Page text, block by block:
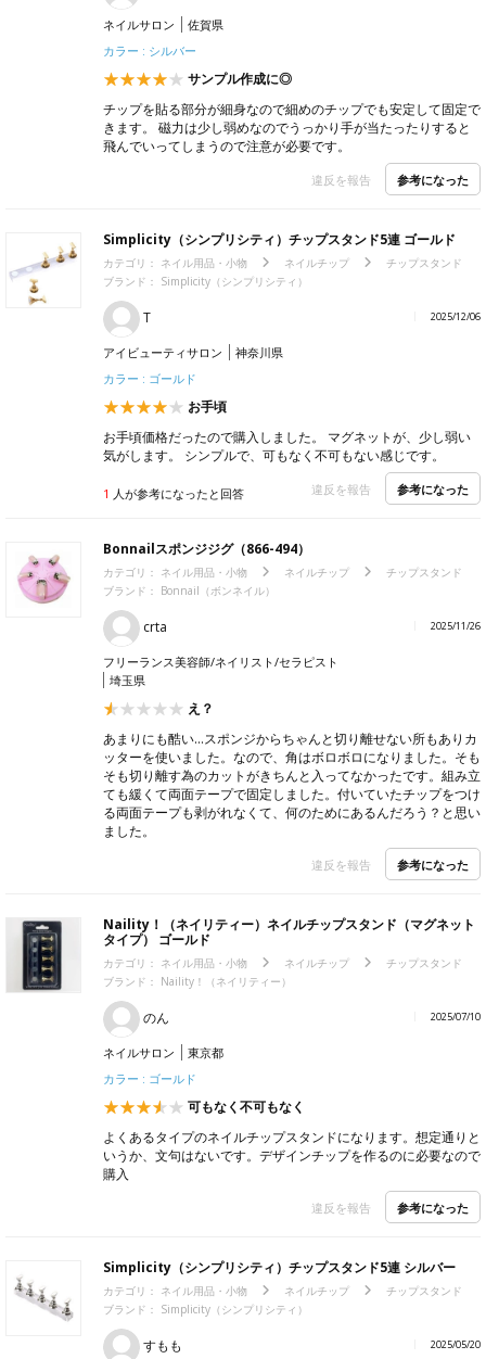
ネイルサロン
佐賀県
カラー : シルバー
サンプル作成に◎
チップを貼る部分が細身なので細めのチップでも安定して固定で
きます。 磁力は少し弱めなのでうっかり手が当たったりすると
飛んでいってしまうので注意が必要です。
違反を報告 参考になった
Simplicity（シンプリシティ）チップスタンド5連 ゴールド
カテゴリ： ネイル用品・小物 ネイルチップ
チップスタンド
ブランド： Simplicity（シンプリシティ）
T 2025/12/06
アイビューティサロン
神奈川県
カラー : ゴールド
お手頃
お手頃価格だったので購入しました。 マグネットが、少し弱い
気がします。 シンプルで、可もなく不可もない感じです。
1 人が参考になったと回答 違反を報告 参考になった
Bonnailスポンジジグ（866-494）
カテゴリ： ネイル用品・小物 ネイルチップ
チップスタンド
ブランド： Bonnail（ボンネイル）
crta 2025/11/26
フリーランス美容師/ネイリスト/セラピスト
埼玉県
え？
あまりにも酷い…スポンジからちゃんと切り離せない所もありカ
ッターを使いました。なので、角はボロボロになりました。そも
そも切り離す為のカットがきちんと入ってなかったです。組み立
ても緩くて両面テープで固定しました。付いていたチップをつけ
る両面テープも剥がれなくて、何のためにあるんだろう？と思い
ました。
違反を報告 参考になった
Naility！（ネイリティー）ネイルチップスタンド（マグネット
タイプ） ゴールド
カテゴリ： ネイル用品・小物 ネイルチップ
チップスタンド
ブランド： Naility！（ネイリティー）
のん 2025/07/10
ネイルサロン
東京都
カラー : ゴールド
可もなく不可もなく
よくあるタイプのネイルチップスタンドになります。想定通りと
いうか、文句はないです。デザインチップを作るのに必要なので
購入
違反を報告 参考になった
Simplicity（シンプリシティ）チップスタンド5連 シルバー
カテゴリ： ネイル用品・小物 ネイルチップ
チップスタンド
ブランド： Simplicity（シンプリシティ）
すもも 2025/05/20